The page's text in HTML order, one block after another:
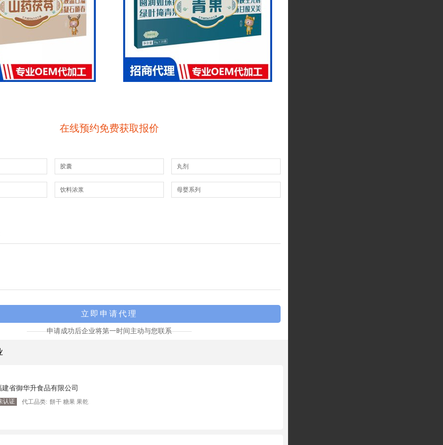
在线预约免费获取报价
胶囊 丸剂
饮料浓浆 母婴系列
申请成功后企业将第一时间主动与您联系
建省御华升食品有限公司
认证 代工品类: 餅干 糖果 果乾